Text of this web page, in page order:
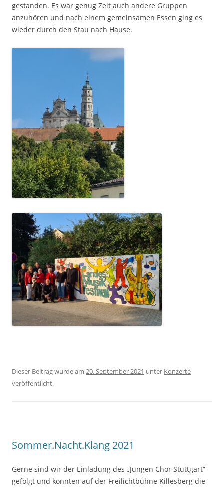
gestanden. Es war genug Zeit auch andere Gruppen
anzuhören und nach einem gemeinsamen Essen ging es
wieder durch den Stau nach Hause.
Dieser Beitrag wurde am 20. September 2021 unter Konzerte
veröffentlicht.
Sommer.Nacht.Klang 2021
Gerne sind wir der Einladung des „Jungen Chor Stuttgart“
gefolgt und konnten auf der Freilichtbühne Killesberg die